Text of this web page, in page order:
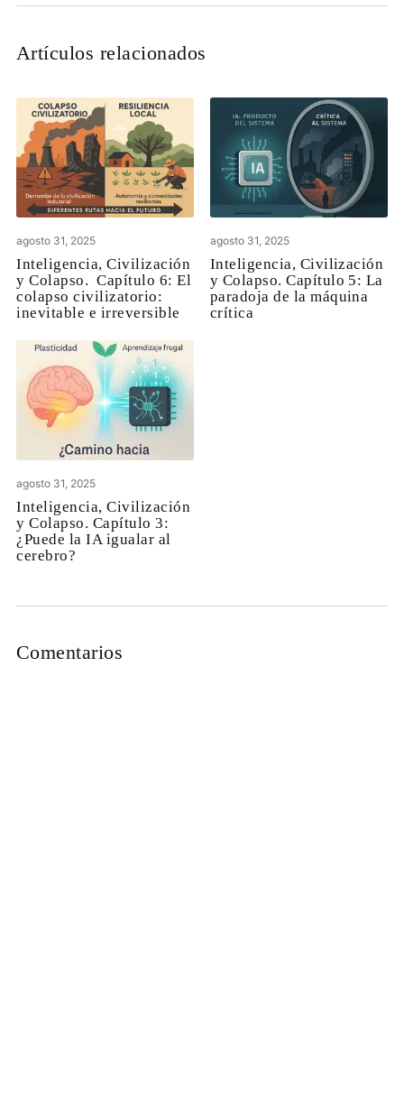
Artículos relacionados
agosto 31, 2025
Inteligencia, Civilización
y Colapso. Capítulo 6: El
colapso civilizatorio:
inevitable e irreversible
agosto 31, 2025
Inteligencia, Civilización
y Colapso. Capítulo 5: La
paradoja de la máquina
crítica
agosto 31, 2025
Inteligencia, Civilización
y Colapso. Capítulo 3:
¿Puede la IA igualar al
cerebro?
Comentarios